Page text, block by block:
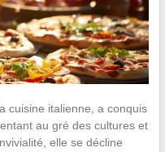
cuisine italienne, a conquis
au gré des cultures et
elle se décline